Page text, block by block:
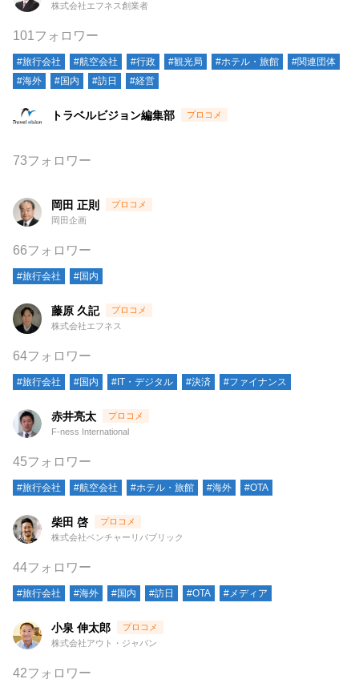
株式会社エフネス創業者
101フォロワー
#旅行会社 #航空会社 #行政 #観光局 #ホテル・旅館
#関連団体
#海外
#国内 #訪日 #経営
トラベルビジョン編集部
73フォロワー
岡田 正則
岡田企画
66フォロワー
#旅行会社 #国内
藤原 久記
株式会社エフネス
64フォロワー
#旅行会社 #国内 #IT・デジタル #決済 #ファイナンス
赤井亮太
F-ness International
45フォロワー
#旅行会社 #航空会社 #ホテル・旅館 #海外 #OTA
柴田 啓
株式会社ベンチャーリパブリック
44フォロワー
#旅行会社 #海外 #国内 #訪日 #OTA #メディア
小泉 伸太郎
株式会社アウト・ジャパン
42フォロワー